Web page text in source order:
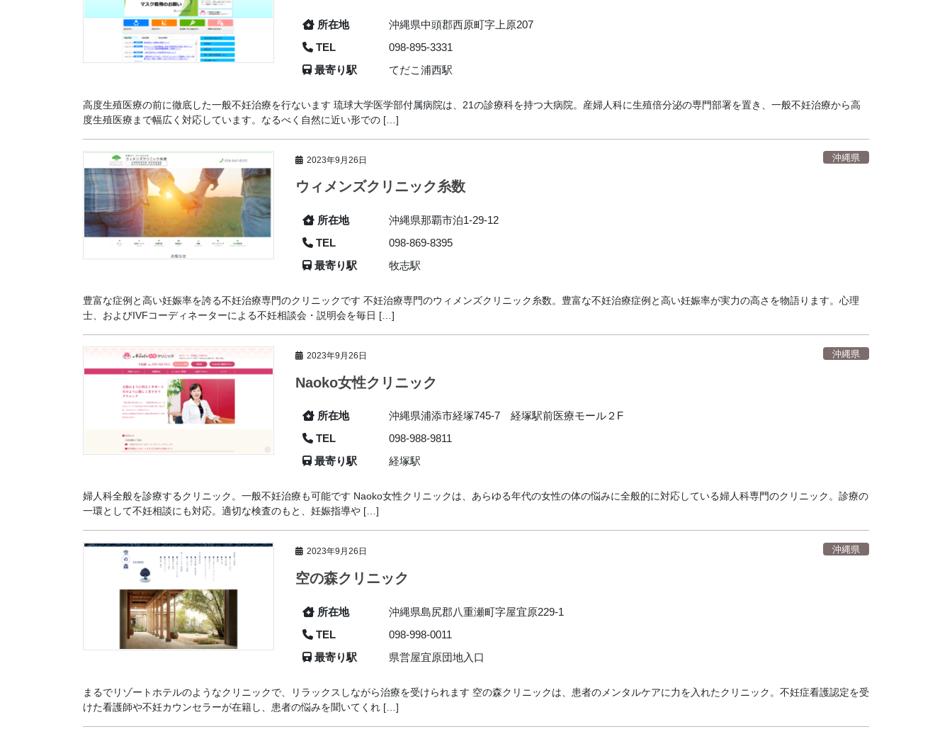
所在地
沖縄県中頭郡西原町字上原207
TEL
098-895-3331
最寄り駅
てだこ浦西駅
高度生殖医療の前に徹底した一般不妊治療を行ないます 琉球大学医学部付属病院は、21の診療科を持つ大病院。産婦人科に生殖倍分泌の専門部署を置き、一般不妊治療から高
度生殖医療まで幅広く対応しています。なるべく自然に近い形での […]
2023年9月26日 沖縄県
ウィメンズクリニック糸数
所在地
沖縄県那覇市泊1-29-12
TEL
098-869-8395
最寄り駅
牧志駅
豊富な症例と高い妊娠率を誇る不妊治療専門のクリニックです 不妊治療専門のウィメンズクリニック糸数。豊富な不妊治療症例と高い妊娠率が実力の高さを物語ります。心理
士、およびIVFコーディネーターによる不妊相談会・説明会を毎日 […]
2023年9月26日 沖縄県
Naoko女性クリニック
所在地
沖縄県浦添市経塚745-7 経塚駅前医療モール２F
TEL
098-988-9811
最寄り駅
経塚駅
婦人科全般を診療するクリニック。一般不妊治療も可能です Naoko女性クリニックは、あらゆる年代の女性の体の悩みに全般的に対応している婦人科専門のクリニック。診療の
一環として不妊相談にも対応。適切な検査のもと、妊娠指導や […]
2023年9月26日 沖縄県
空の森クリニック
所在地
沖縄県島尻郡八重瀬町字屋宜原229-1
TEL
098-998-0011
最寄り駅
県営屋宜原団地入口
まるでリゾートホテルのようなクリニックで、リラックスしながら治療を受けられます 空の森クリニックは、患者のメンタルケアに力を入れたクリニック。不妊症看護認定を受
けた看護師や不妊カウンセラーが在籍し、患者の悩みを聞いてくれ […]